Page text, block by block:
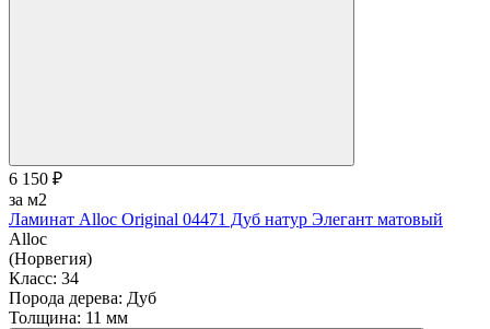
6 150 ₽
за м2
Ламинат Alloc Original 04471 Дуб натур Элегант матовый
Alloc
(Норвегия)
Класс: 34
Порода дерева: Дуб
Толщина: 11 мм